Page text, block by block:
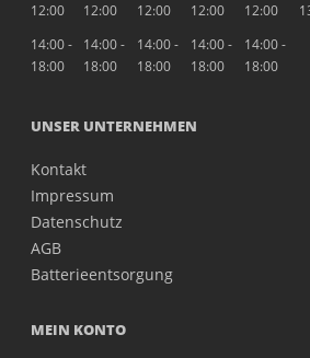
12:00
12:00
12:00
12:00
12:00
14:00 -
18:00
14:00 -
18:00
14:00 -
18:00
14:00 -
18:00
14:00 -
18:00
UNSER UNTERNEHMEN
Kontakt
Impressum
Datenschutz
AGB
Batterieentsorgung
MEIN KONTO